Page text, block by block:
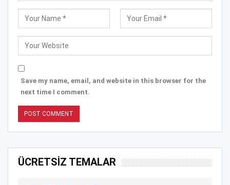
Save my name, email, and website in this browser for the
next time I comment.
ÜCRETSİZ TEMALAR